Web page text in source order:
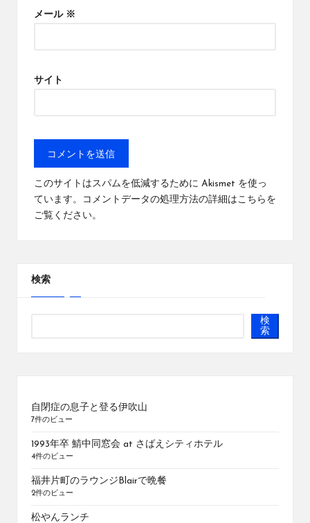
メール ※
サイト
このサイトはスパムを低減するために Akismet を使っ
ています。
コメントデータの処理方法の詳細はこちらを
ご覧ください。
検索
検
索
自閉症の息子と登る伊吹山
7件のビュー
1993年卒 鯖中同窓会 at さばえシティホテル
4件のビュー
福井片町のラウンジBlairで晩餐
2件のビュー
松やんランチ